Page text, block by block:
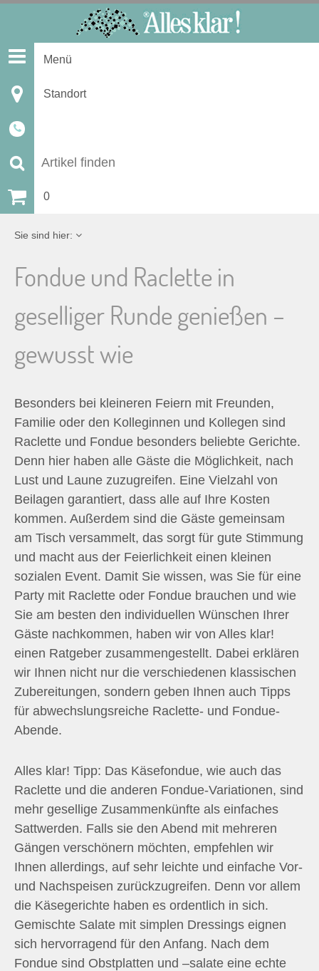
Menü
Standort
c
n
a
c
:
0
Sie sind hier:
Fondue und Raclette in
geselliger Runde genießen –
gewusst wie
Besonders bei kleineren Feiern mit Freunden,
Familie oder den Kolleginnen und Kollegen sind
Raclette und Fondue besonders beliebte Gerichte.
Denn hier haben alle Gäste die Möglichkeit, nach
Lust und Laune zuzugreifen. Eine Vielzahl von
Beilagen garantiert, dass alle auf Ihre Kosten
kommen. Außerdem sind die Gäste gemeinsam
am Tisch versammelt, das sorgt für gute Stimmung
und macht aus der Feierlichkeit einen kleinen
sozialen Event. Damit Sie wissen, was Sie für eine
Party mit Raclette oder Fondue brauchen und wie
Sie am besten den individuellen Wünschen Ihrer
Gäste nachkommen, haben wir von Alles klar!
einen Ratgeber zusammengestellt. Dabei erklären
wir Ihnen nicht nur die verschiedenen klassischen
Zubereitungen, sondern geben Ihnen auch Tipps
für abwechslungsreiche Raclette- und Fondue-
Abende.
Alles klar! Tipp: Das Käsefondue, wie auch das
Raclette und die anderen Fondue-Variationen, sind
mehr gesellige Zusammenkünfte als einfaches
Sattwerden. Falls sie den Abend mit mehreren
Gängen verschönern möchten, empfehlen wir
Ihnen allerdings, auf sehr leichte und einfache Vor-
und Nachspeisen zurückzugreifen. Denn vor allem
die Käsegerichte haben es ordentlich in sich.
Gemischte Salate mit simplen Dressings eignen
sich hervorragend für den Anfang. Nach dem
Fondue sind Obstplatten und –salate eine echte